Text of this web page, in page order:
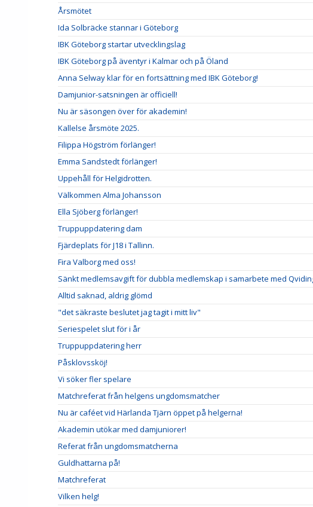
Årsmötet
Ida Solbräcke stannar i Göteborg
IBK Göteborg startar utvecklingslag
IBK Göteborg på äventyr i Kalmar och på Öland
Anna Selway klar för en fortsättning med IBK Göteborg!
Damjunior-satsningen är officiell!
Nu är säsongen över för akademin!
Kallelse årsmöte 2025.
Filippa Högström förlänger!
Emma Sandstedt förlänger!
Uppehåll för Helgidrotten.
Välkommen Alma Johansson
Ella Sjöberg förlänger!
Truppuppdatering dam
Fjärdeplats för J18 i Tallinn.
Fira Valborg med oss!
Sänkt medlemsavgift för dubbla medlemskap i samarbete med
Alltid saknad, aldrig glömd
"det säkraste beslutet jag tagit i mitt liv"
Seriespelet slut för i år
Truppuppdatering herr
Påsklovssköj!
Vi söker fler spelare
Matchreferat från helgens ungdomsmatcher
Nu är caféet vid Härlanda Tjärn öppet på helgerna!
Akademin utökar med damjuniorer!
Referat från ungdomsmatcherna
Guldhattarna på!
Matchreferat
Vilken helg!